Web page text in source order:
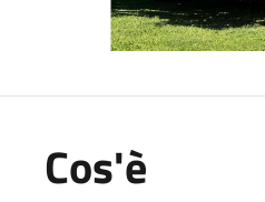
Cos'è